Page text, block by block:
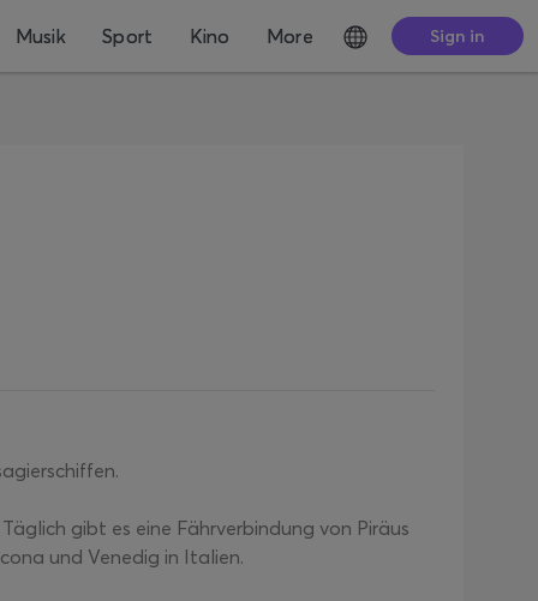
Musik Sport Kino More Sign in
gibt es eine Fährverbindung von Piräus
und Venedig in Italien.